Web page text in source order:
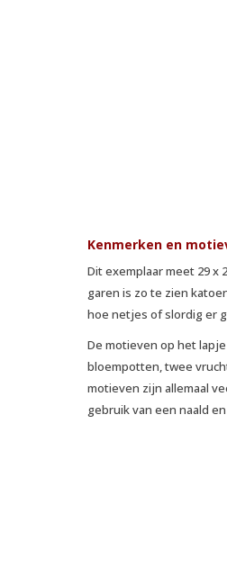
Kenmerken en
Dit exemplaar meet 29 x
garen is zo te zien
hoe netjes of slordig er
De motieven op het
bloempotten, twee
motieven zijn allemaal
gebruik van een naald